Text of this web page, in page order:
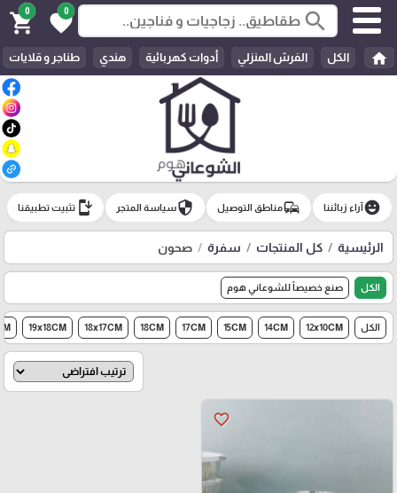
search
0
favorite
0
shopping_cart
home الكل الفرش المنزلي أدوات كهربائية هندي طناجر و قلايات
emoji_emotionsآراء زبائننا commuteمناطق التوصيل securityسياسة المتجر install_mobile تثبيت تطبيقنا
الرئيسية كل المنتجات سفرة صحون
الكل صنع خصيصاً للشوعاني هوم
الكل 12x10CM
14CM
15CM
17CM
18CM
18x17CM
19x18CM
favorite_border